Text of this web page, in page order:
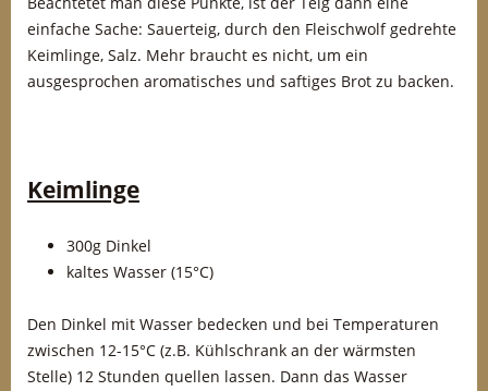
einfache Sache: Sauerteig, durch den Fleischwolf gedrehte
Keimlinge, Salz. Mehr braucht es nicht, um ein
ausgesprochen aromatisches und saftiges Brot zu backen.
Keimlinge
300g Dinkel
kaltes Wasser (15°C)
Den Dinkel mit Wasser bedecken und bei Temperaturen
zwischen 12-15°C (z.B. Kühlschrank an der wärmsten
Stelle) 12 Stunden quellen lassen. Dann das Wasser